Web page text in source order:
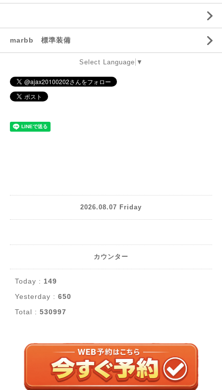
marbb 標準装備
Select Language ▼
2026.08.07 Friday
カウンター
Today : 149
Yesterday : 650
Total : 530997